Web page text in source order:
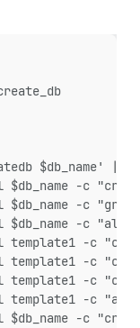
$db_name' ||
$db_name -c
$db_name -c
$db_name -c
template1 -c
template1 -c
template1 -c
template1 -c
$db_name -c